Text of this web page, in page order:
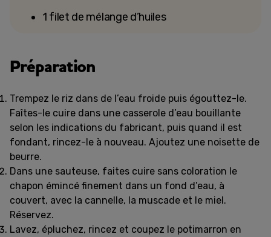
1 filet de mélange d’huiles
Préparation
Trempez le riz dans de l’eau froide puis égouttez-le.
Faîtes-le cuire dans une casserole d’eau bouillante
selon les indications du fabricant, puis quand il est
fondant, rincez-le à nouveau. Ajoutez une noisette de
beurre.
Dans une sauteuse, faites cuire sans coloration le
chapon émincé finement dans un fond d’eau, à
couvert, avec la cannelle, la muscade et le miel.
Réservez.
Lavez, épluchez, rincez et coupez le potimarron en